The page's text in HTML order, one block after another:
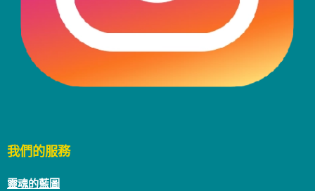
我們的服務
靈魂的藍圖